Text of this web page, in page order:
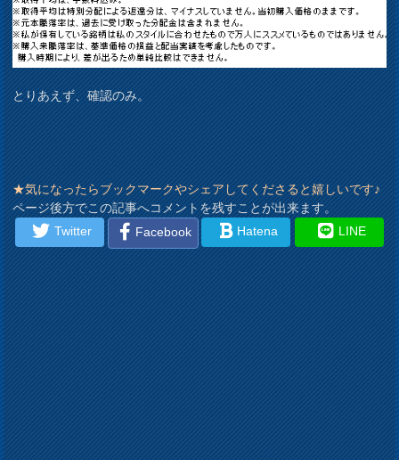
とりあえず、確認のみ。
★気になったらブックマークやシェアしてくださると嬉しいです♪
ページ後方でこの記事へコメントを残すことが出来ます。
Twitter
Facebook Hatena LINE